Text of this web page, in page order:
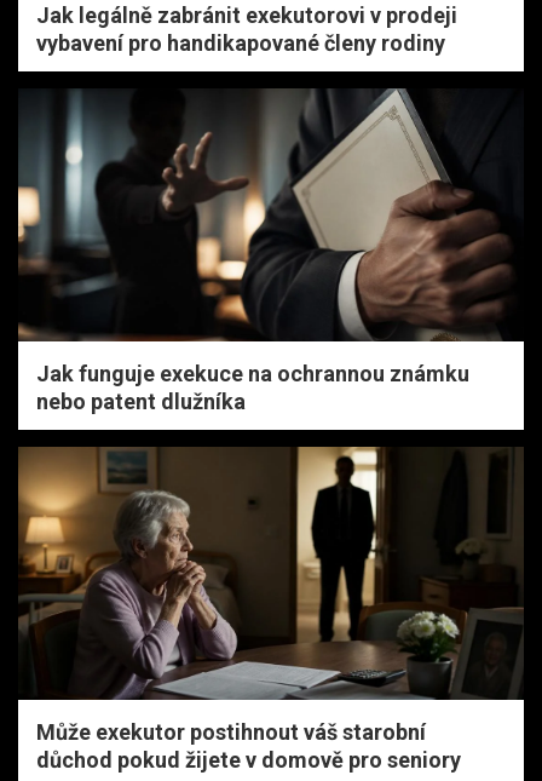
Jak legálně zabránit exekutorovi v prodeji
vybavení pro handikapované členy rodiny
Jak funguje exekuce na ochrannou známku
nebo patent dlužníka
Může exekutor postihnout váš starobní
důchod pokud žijete v domově pro seniory